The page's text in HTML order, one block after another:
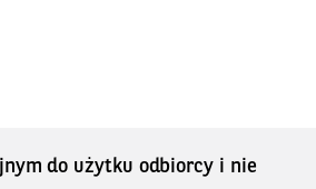
do użytku odbiorcy i nie